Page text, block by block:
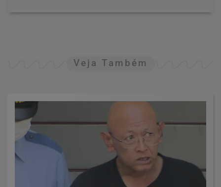
Veja Também